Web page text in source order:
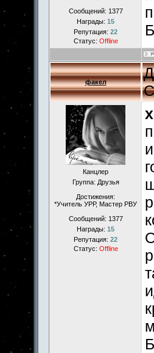
Сообщений: 1377
Награды: 15
Репутация: 22
Статус: Offline
факел
Канцлер
Группа: Друзья
Достижения:
*Учитель УРР, Мастер РВУ
Сообщений: 1377
Награды: 15
Репутация: 22
Статус: Offline